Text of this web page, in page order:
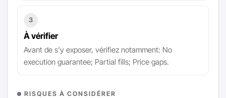
3
À vérifier
Avant de s'y exposer, vérifiez notamment: No
execution guarantee; Partial fills; Price gaps.
RISQUES À CONSIDÉRER